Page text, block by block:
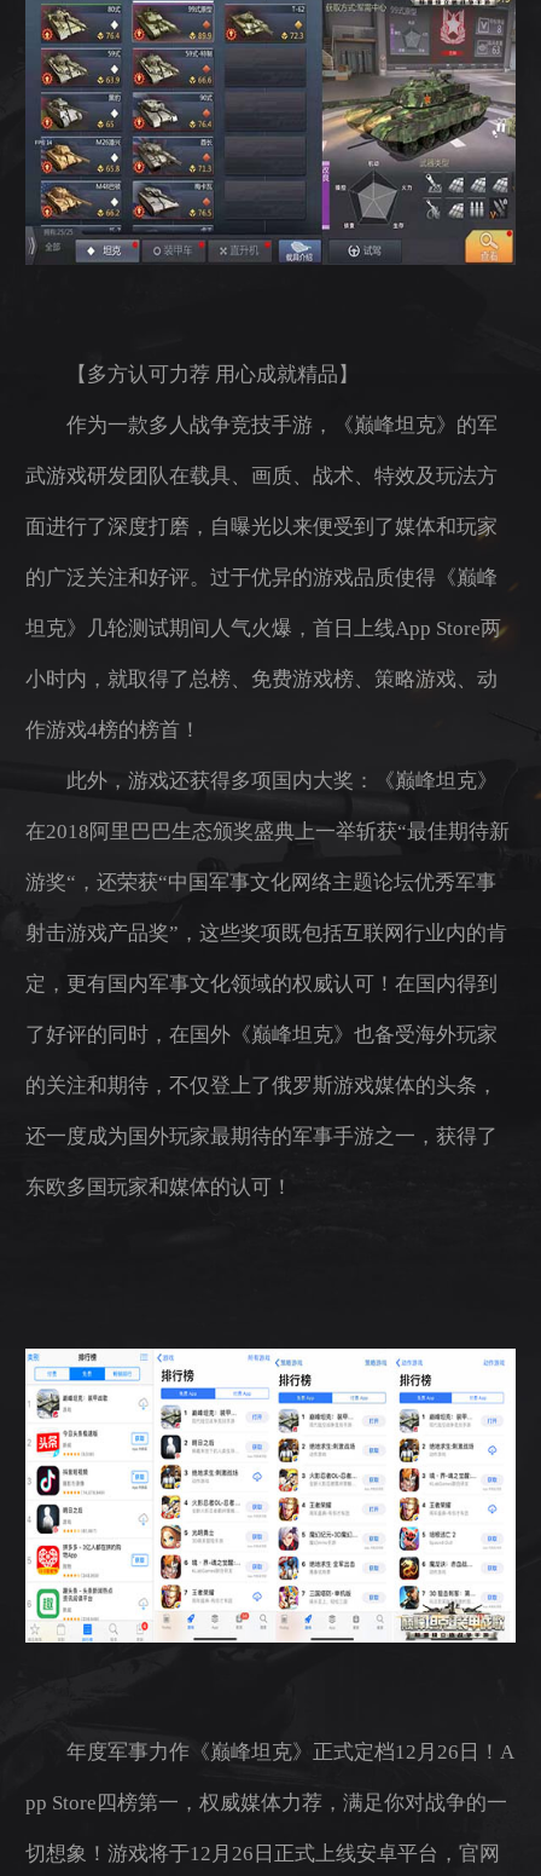
【多方认可力荐 用心成就精品】
作为一款多人战争竞技手游，《巅峰坦克》的军
武游戏研发团队在载具、画质、战术、特效及玩法方
面进行了深度打磨，自曝光以来便受到了媒体和玩家
的广泛关注和好评。过于优异的游戏品质使得《巅峰
坦克》几轮测试期间人气火爆，首日上线App Store两
小时内，就取得了总榜、免费游戏榜、策略游戏、动
作游戏4榜的榜首！
此外，游戏还获得多项国内大奖：《巅峰坦克》
在2018阿里巴巴生态颁奖盛典上一举斩获“最佳期待新
游奖“，还荣获“中国军事文化网络主题论坛优秀军事
射击游戏产品奖”，这些奖项既包括互联网行业内的肯
定，更有国内军事文化领域的权威认可！在国内得到
了好评的同时，在国外《巅峰坦克》也备受海外玩家
的关注和期待，不仅登上了俄罗斯游戏媒体的头条，
还一度成为国外玩家最期待的军事手游之一，获得了
东欧多国玩家和媒体的认可！
年度军事力作《巅峰坦克》正式定档12月26日！A
pp Store四榜第一，权威媒体力荐，满足你对战争的一
切想象！游戏将于12月26日正式上线安卓平台，官网